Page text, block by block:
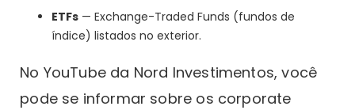
ETFs — Exchange-Traded Funds (fundos de
índice) listados no exterior.
No YouTube da Nord Investimentos, você
pode se informar sobre os corporate